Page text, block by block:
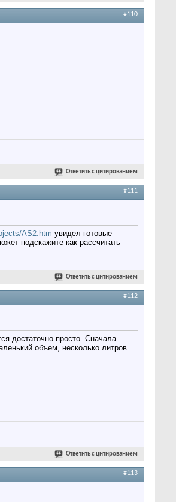
#110
Ответить с цитированием
#111
AS2.htm увидел готовые
подскажите как рассчитать
Ответить с цитированием
#112
достаточно просто. Сначала
объем, несколько литров.
Ответить с цитированием
#113